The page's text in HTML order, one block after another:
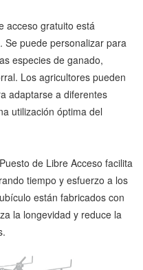
acceso gratuito está
Se puede personalizar para
especies de ganado,
Los agricultores pueden
adaptarse a diferentes
utilización óptima del
de Libre Acceso facilita
tiempo y esfuerzo a los
están fabricados con
la longevidad y reduce la